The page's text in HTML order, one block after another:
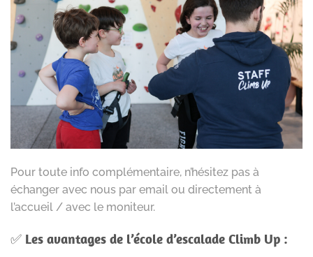
Pour toute info complémentaire, n’hésitez pas à
échanger avec nous par email ou directement à
l’accueil / avec le moniteur.
✅ Les avantages de l’école d’escalade Climb Up :